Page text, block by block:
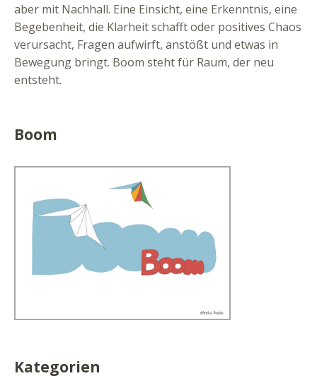
aber mit Nachhall. Eine Einsicht, eine Erkenntnis, eine
Begebenheit, die Klarheit schafft oder positives Chaos
verursacht, Fragen aufwirft, anstößt und etwas in
Bewegung bringt. Boom steht für Raum, der neu
entsteht.
Boom
Kategorien